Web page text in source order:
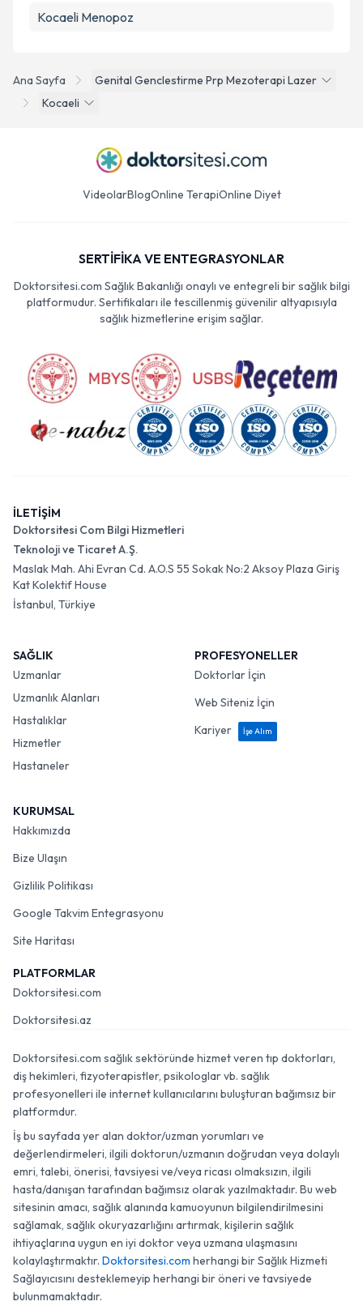
Ana Sayfa
Genital Genclestirme Prp Mezoterapi Lazer
Kocaeli
Kocaeli Menopoz
VideolarBlogOnline TerapiOnline Diyet
SERTİFİKA VE ENTEGRASYONLAR
Doktorsitesi.com Sağlık Bakanlığı onaylı ve entegreli bir sağlık bilgi
platformudur. Sertifikaları ile tescillenmiş güvenilir altyapısıyla
sağlık hizmetlerine erişim sağlar.
İLETİŞİM
Doktorsitesi Com Bilgi Hizmetleri
Teknoloji ve Ticaret A.Ş.
Maslak Mah. Ahi Evran Cd. A.O.S 55 Sokak No:2 Aksoy Plaza Giriş
Kat Kolektif House
İstanbul, Türkiye
SAĞLIK
Uzmanlar
Uzmanlık Alanları
Hastalıklar
Hizmetler
Hastaneler
PROFESYONELLER
Doktorlar İçin
Web Siteniz İçin
Kariyer
İşe Alım
KURUMSAL
Hakkımızda
Bize Ulaşın
Gizlilik Politikası
Google Takvim Entegrasyonu
Site Haritası
PLATFORMLAR
Doktorsitesi.com
Doktorsitesi.az
Doktorsitesi.com sağlık sektöründe hizmet veren tıp doktorları,
diş hekimleri, fizyoterapistler, psikologlar vb. sağlık
profesyonelleri ile internet kullanıcılarını buluşturan bağımsız bir
platformdur.
İş bu sayfada yer alan doktor/uzman yorumları ve
değerlendirmeleri, ilgili doktorun/uzmanın doğrudan veya dolaylı
emri, talebi, önerisi, tavsiyesi ve/veya ricası olmaksızın, ilgili
hasta/danışan tarafından bağımsız olarak yazılmaktadır. Bu web
sitesinin amacı, sağlık alanında kamuoyunun bilgilendirilmesini
sağlamak, sağlık okuryazarlığını artırmak, kişilerin sağlık
ihtiyaçlarına uygun en iyi doktor veya uzmana ulaşmasını
kolaylaştırmaktır. Doktorsitesi.com herhangi bir Sağlık Hizmeti
Sağlayıcısını desteklemeyip herhangi bir öneri ve tavsiyede
bulunmamaktadır.